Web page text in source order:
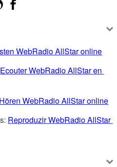
WebRadio AllStar online
Ecouter WebRadio AllStar en
Hören WebRadio AllStar online
Reproduzir WebRadio AllStar